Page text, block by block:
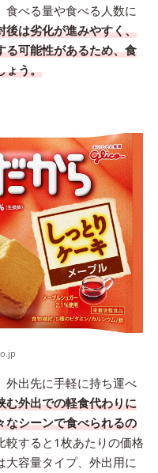
食べる量や食べる人数に
後は劣化が進みやすく、
る可能性があるため、食
ょう。
外出先に手軽に持ち運べ
む外出での軽食代わりに
なシーンで食べられるの
較すると1枚あたりの価格
大容量タイプ、外出用に